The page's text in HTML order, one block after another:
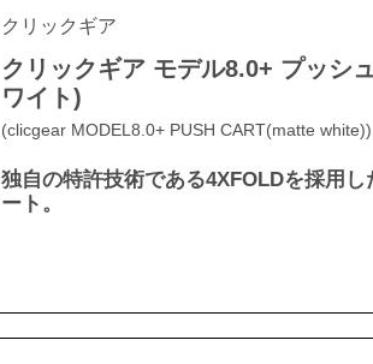
クリックギア
クリックギア モデル8.0+ プッシ
ワイト)
(clicgear MODEL8.0+ PUSH CART(matte white))
独自の特許技術である4XFOLDを採用
ート。